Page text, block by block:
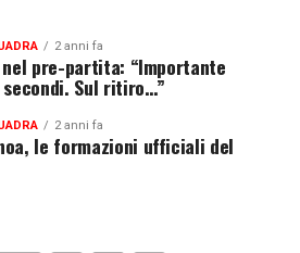
2 anni fa
pre-partita: “Importante
Sul ritiro…”
2 anni fa
le formazioni ufficiali del